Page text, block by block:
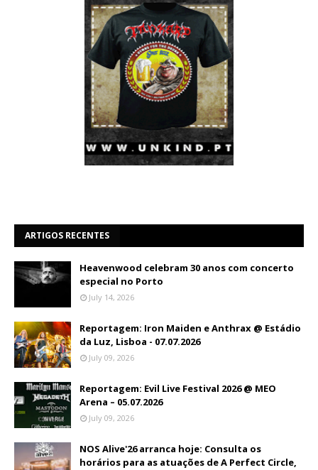
ARTIGOS RECENTES
Heavenwood celebram 30 anos com concerto
especial no Porto
July 14, 2026
Reportagem: Iron Maiden e Anthrax @ Estádio
da Luz, Lisboa - 07.07.2026
July 09, 2026
Reportagem: Evil Live Festival 2026 @ MEO
Arena – 05.07.2026
July 09, 2026
NOS Alive'26 arranca hoje: Consulta os
horários para as atuações de A Perfect Circle,